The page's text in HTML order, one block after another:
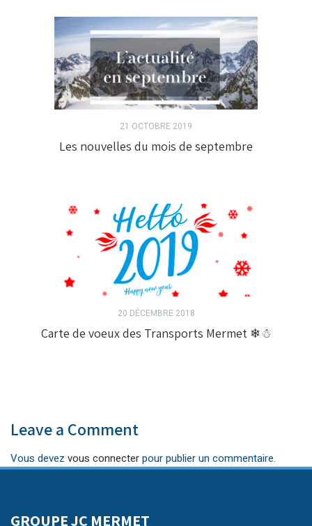
21 OCTOBRE 2019
Les nouvelles du mois de septembre
20 DÉCEMBRE 2018
Carte de voeux des Transports Mermet ❄☃
Leave a Comment
Vous devez vous connecterpour publier un commentaire.
GROUPE JC MERMET